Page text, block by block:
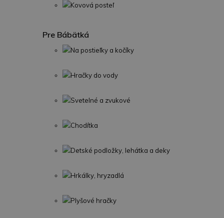
Kovová posteľ
Pre Bábätká
Na postieľky a kočíky
Hračky do vody
Svetelné a zvukové
Chodítka
Detské podložky, lehátka a deky
Hrkálky, hryzadlá
Plyšové hračky